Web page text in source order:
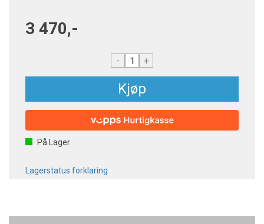
3 470,-
- +
Kjøp
På Lager
Lagerstatus forklaring